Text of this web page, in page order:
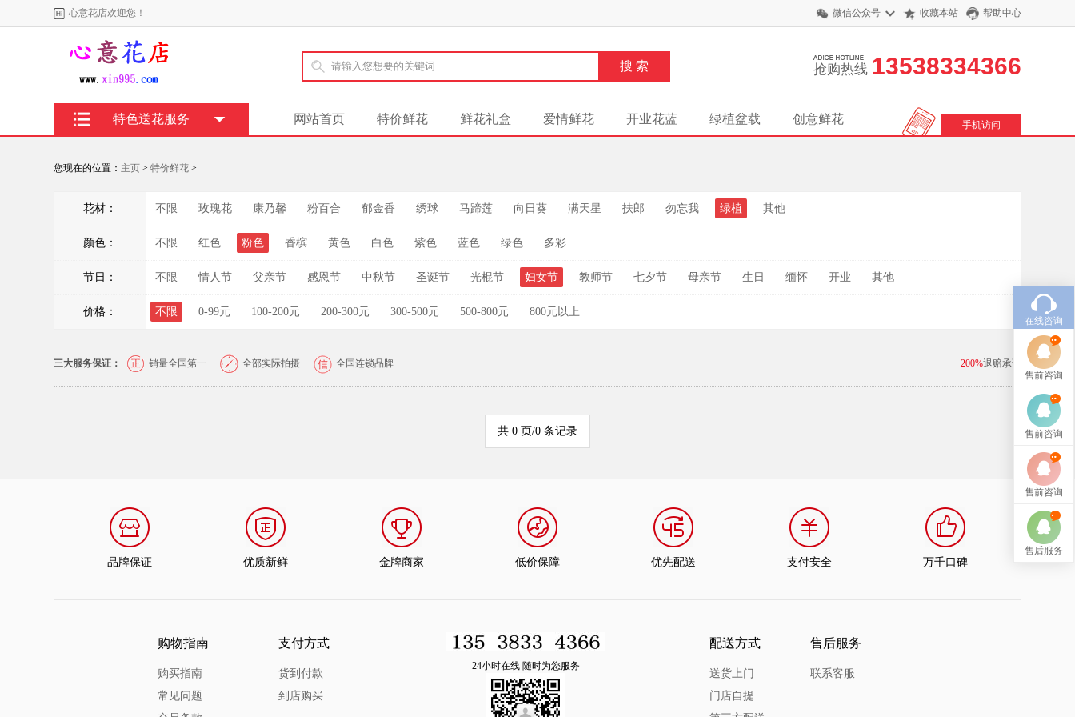
心意花店欢迎您！ 微信公众号 收藏本站 帮助中心
抢购热线 13538334366
网站首页 特价鲜花 鲜花礼盒 爱情鲜花 开业花蓝 绿植盆载 创意鲜花 手机访问
特色送花服务
您现在的位置： 主页 > 特价鲜花 >
花材： 不限 玫瑰花 康乃馨 粉百合 郁金香 绣球 马蹄莲 向日葵 满天星 扶郎 勿忘我 绿植 其他
颜色： 不限 红色 粉色 香槟 黄色 白色 紫色 蓝色 绿色 多彩
节日： 不限 情人节 父亲节 感恩节 中秋节 圣诞节 光棍节 妇女节 教师节 七夕节 母亲节 生日 缅怀 开业 其他
价格： 不限 0-99元 100-200元 200-300元 300-500元 500-800元 800元以上
三大服务保证： 销量全国第一 全部实际拍摄 全国连锁品牌 200%退赔承诺
共 0 页/0 条记录
品牌保证 优质新鲜 金牌商家 低价保障 优先配送 支付安全 万千口碑
购物指南
购买指南
常见问题
支付方式
货到付款
到店购买
24小时在线 随时为您服务
配送方式
送货上门
门店自提
售后服务
联系客服
在线咨询
售前咨询
售前咨询
售前咨询
售后服务